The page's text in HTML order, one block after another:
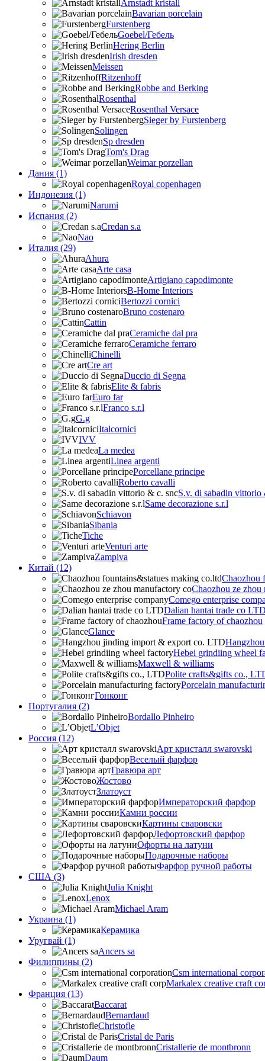
Arnstadt kristall
Bavarian porcelain
Furstenberg
Goebel/Гебель
Hering Berlin
Irish dresden
Meissen
Ritzenhoff
Robbe and Berking
Rosenthal
Rosenthal Versace
Sieger by Furstenberg
Solingen
Sp dresden
Tom's Drag
Weimar porzellan
Дания (1)
Royal copenhagen
Индонезия (1)
Narumi
Испания (2)
Credan s.a
Nao
Италия (29)
Ahura
Arte casa
Artigiano capodimonte
B-Home Interiors
Bertozzi cornici
Bruno costenaro
Cattin
Ceramiche dal pra
Ceramiche ferraro
Chinelli
Cre art
Duccio di Segna
Elite & fabris
Euro far
Franco s.r.l
G.g
Italcornici
IVV
La medea
Linea argenti
Porcellane principe
Roberto cavalli
S.v. di sabadin vittorio
Same decorazione s.r.l
Schiavon
Sibania
Tiche
Venturi arte
Zampiva
Китай (12)
Chaozhou
Chaozhou ze zhou
Comego enterprise
Dalian hantai trade co LTD
Frame factory of chaozhou
Glance
Hebei grindiing wheel
Maxwell & williams
Polite crafts&gifts co.,
Porcelain
Гонконг
Португалия (2)
Bordallo Pinheiro
L’Objet
Россия (12)
Арт кристалл swarovski
Веселый фарфор
Гравюра арт
Жостово
Златоуст
Императорский фарфор
Камни россии
Картины сваровски
Лефортовский фарфор
Офорты на латуни
Подарочные наборы
Фарфор ручной работы
США (3)
Julia Knight
Lenox
Michael Aram
Украина (1)
Керамика
Уругвай (1)
Ancers sa
Филиппины (2)
Csm international
Markalex creative craft
Франция (13)
Baccarat
Bernardaud
Christofle
Cristal de Paris
Cristallerie de montbronn
Daum